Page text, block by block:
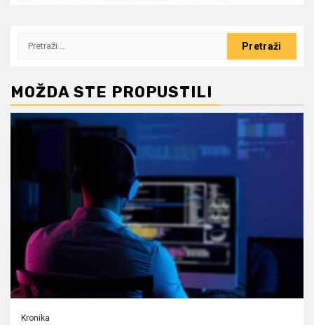
Pretraži:
MOŽDA STE PROPUSTILI
Kronika